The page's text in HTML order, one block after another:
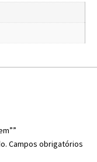
Campos obrigatórios